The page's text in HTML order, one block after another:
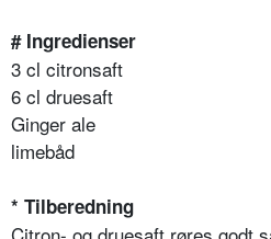
# Ingredienser
3 cl citronsaft
6 cl druesaft
Ginger ale
limebåd
* Tilberedning